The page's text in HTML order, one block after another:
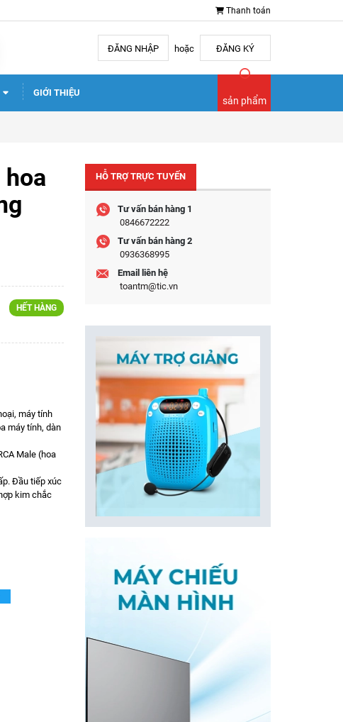
Thanh toán
ĐĂNG NHẬP hoặc ĐĂNG KÝ
GIỚI THIỆU
sản phẩm
hoa
HẾT HÀNG
máy tính
máy tính, dàn
Male (hoa
Đầu tiếp xúc
kim chắc
HỖ TRỢ TRỰC TUYẾN
Tư vấn bán hàng 1
0846672222
Tư vấn bán hàng 2
0936368995
Email liên hệ
toantm@tic.vn